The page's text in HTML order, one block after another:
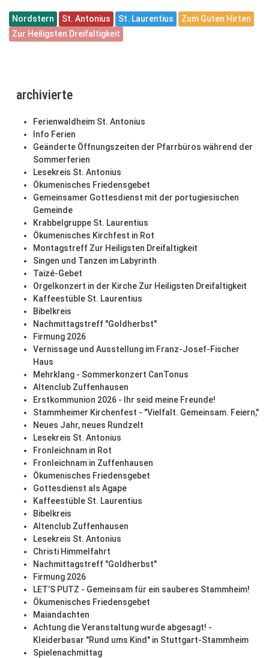
Nordstern St. Antonius St. Laurentius
Zum Guten Hirten
Zur Heiligsten Dreifaltigkeit
archivierte
Ferienwaldheim St. Antonius
Info Ferien
Geänderte Öffnungszeiten der Pfarrbüros während der
Sommerferien
Lesekreis St. Antonius
Ökumenisches Friedensgebet
Gemeinsamer Gottesdienst mit der portugiesischen
Gemeinde
Krabbelgruppe St. Laurentius
Ökumenisches Kirchfest in Rot
Montagstreff Zur Heiligsten Dreifaltigkeit
Singen und Tanzen im Labyrinth
Taizé-Gebet
Orgelkonzert in der Kirche Zur Heiligsten Dreifaltigkeit
Kaffeestüble St. Laurentius
Bibelkreis
Nachmittagstreff "Goldherbst"
Firmung 2026
Vernissage und Ausstellung im Franz-Josef-Fischer
Haus
Mehrklang - Sommerkonzert CanTonus
Altenclub Zuffenhausen
Erstkommunion 2026 - Ihr seid meine Freunde!
Stammheimer Kirchenfest - "Vielfalt. Gemeinsam. Feiern,"
Neues Jahr, neues Rundzelt
Lesekreis St. Antonius
Fronleichnam in Rot
Fronleichnam in Zuffenhausen
Ökumenisches Friedensgebet
Gottesdienst als Agape
Kaffeestüble St. Laurentius
Bibelkreis
Altenclub Zuffenhausen
Lesekreis St. Antonius
Christi Himmelfahrt
Nachmittagstreff "Goldherbst"
Firmung 2026
LET’S PUTZ - Gemeinsam für ein sauberes Stammheim!
Ökumenisches Friedensgebet
Maiandachten
Achtung die Veranstaltung wurde abgesagt! -
Kleiderbasar "Rund ums Kind" in Stuttgart-Stammheim
Spielenachmittag